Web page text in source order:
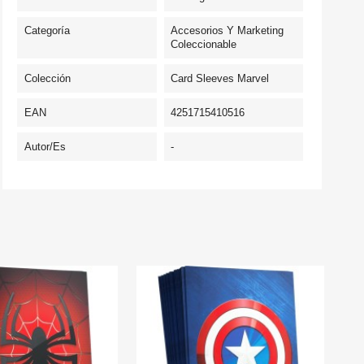
Categoría
Accesorios Y Marketing
Coleccionable
Colección Card Sleeves Marvel
EAN 4251715410516
Autor/es -